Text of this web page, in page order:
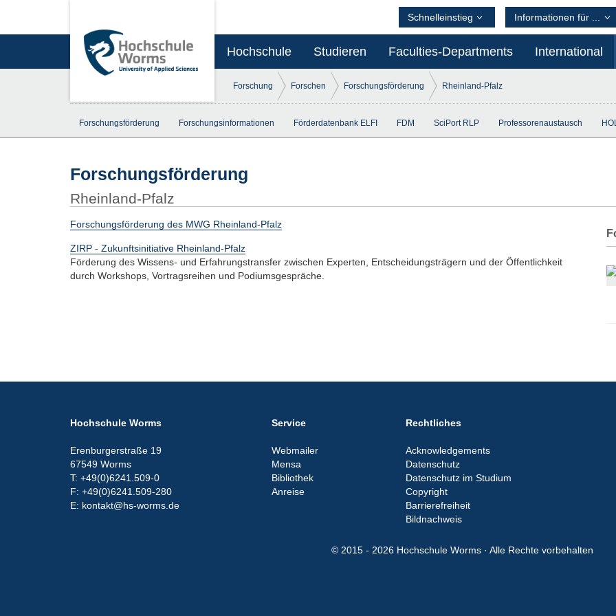
Hochschule Studieren Faculties-Departments International
Schnelleinstieg Informationen für ...
Forschung Forschen Forschungsförderung Rheinland-Pfalz
Forschungsförderung Forschungsinformationen Förderdatenbank ELFI FDM SciPort RLP Professorenaustausch
Forschungsförderung
Rheinland-Pfalz
Forschungsförderung des MWG Rheinland-Pfalz
ZIRP - Zukunftsinitiative Rheinland-Pfalz
Förderung des Wissens- und Erfahrungstransfer zwischen Experten, Entscheidungsträgern und der Öffentlichkeit
durch Workshops, Vortragsreihen und Podiumsgespräche.
Hochschule Worms
Erenburgerstraße 19
67549 Worms
T: +49(0)6241.509-0
F: +49(0)6241.509-280
E: kontakt@hs-worms.de
Service
Webmailer
Mensa
Bibliothek
Anreise
Rechtliches
Acknowledgements
Datenschutz
Datenschutz im Studium
Copyright
Barrierefreiheit
Bildnachweis
© 2015 - 2026 Hochschule Worms · Alle Rechte vorbehalten